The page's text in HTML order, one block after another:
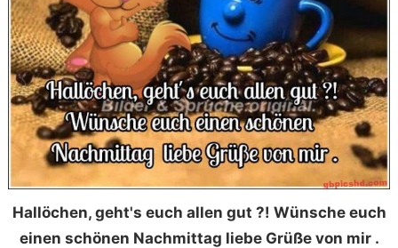
Hallöchen, geht's euch allen gut ?! Wünsche euch
einen schönen Nachmittag liebe Grüße von mir .